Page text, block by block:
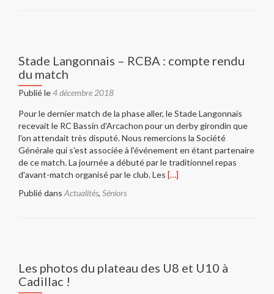
plateau
Stade Langonnais – RCBA : compte rendu
du match
Publié le4 décembre 2018
Pour le dernier match de la phase aller, le Stade Langonnais
recevait le RC Bassin d'Arcachon pour un derby girondin que
l'on attendait très disputé. Nous remercions la Société
Générale qui s'est associée à l'événement en étant partenaire
de ce match. La journée a débuté par le traditionnel repas
d'avant-match organisé par le club. Les En
compte
[…]
Publié dans Actualités, Séniors
Les photos du plateau des U8 et U10 à
Cadillac !